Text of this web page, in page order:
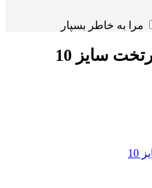
مرا به خاطر بسپار
سایز 10